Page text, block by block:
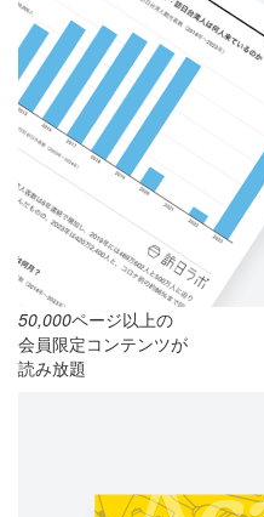
50,000ページ以上の
会員限定コンテンツが
読み放題